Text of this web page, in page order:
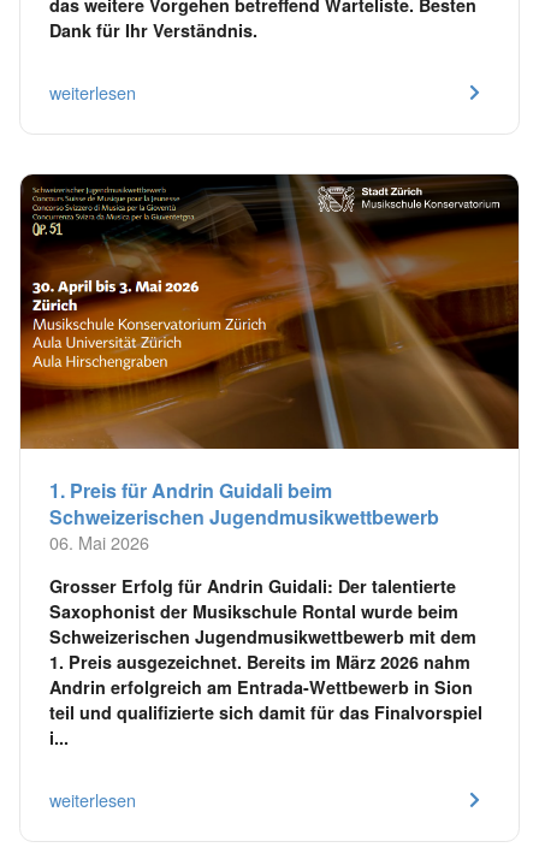
das weitere Vorgehen betreffend Warteliste. Besten
Dank für Ihr Verständnis.
weiterlesen
1. Preis für Andrin Guidali beim
Schweizerischen Jugendmusikwettbewerb
06. Mai 2026
Grosser Erfolg für Andrin Guidali: Der talentierte
Saxophonist der Musikschule Rontal wurde beim
Schweizerischen Jugendmusikwettbewerb mit dem
1. Preis ausgezeichnet. Bereits im März 2026 nahm
Andrin erfolgreich am Entrada-Wettbewerb in Sion
teil und qualifizierte sich damit für das Finalvorspiel
i...
weiterlesen